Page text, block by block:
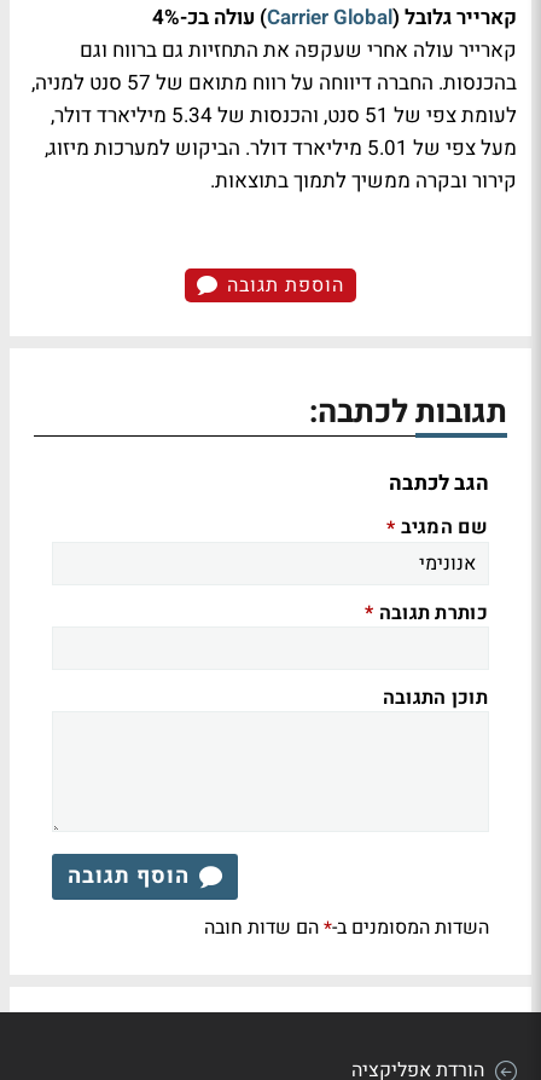
קארייר גלובל (Carrier Global) עולה בכ-4%
קארייר עולה אחרי שעקפה את התחזיות גם ברווח וגם
בהכנסות. החברה דיווחה על רווח מתואם של 57 סנט למניה,
לעומת צפי של 51 סנט, והכנסות של 5.34 מיליארד דולר,
מעל צפי של 5.01 מיליארד דולר. הביקוש למערכות מיזוג,
קירור ובקרה ממשיך לתמוך בתוצאות.
הוספת תגובה
תגובות לכתבה:
הגב לכתבה
שם המגיב *
כותרת תגובה *
תוכן התגובה
הוסף תגובה
השדות המסומנים ב-*הם שדות חובה
הורדת אפליקציה